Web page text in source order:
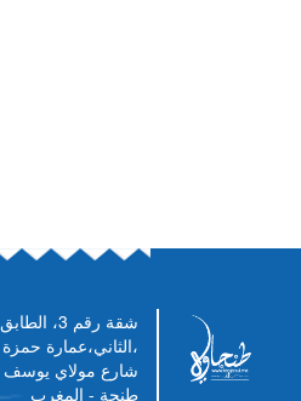
شقة رقم 3، الطابق
الثاني،عمارة حمزة،
شارع مولاي يوسف
طنجة - المغرب